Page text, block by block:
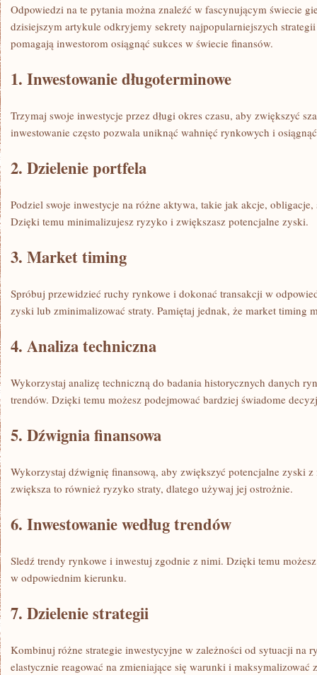
Odpowiedzi​ na te pytania można znaleźć w fascynującym świecie⁣
dzisiejszym artykule odkryjemy sekrety najpopularniejszych
pomagają inwestorom⁤ osiągnąć sukces w świecie finansów.
1. Inwestowanie długoterminowe
Trzymaj swoje inwestycje przez długi okres czasu, ​aby zwiększyć
inwestowanie często pozwala uniknąć wahnięć rynkowych i
2. Dzielenie portfela
Podziel‍ swoje inwestycje na różne aktywa, takie jak akcje,
Dzięki temu minimalizujesz ryzyko i zwiększasz potencjalne zyski.
3. Market timing
Spróbuj przewidzieć ruchy rynkowe i ‍dokonać transakcji w
⁢zyski lub zminimalizować straty. Pamiętaj jednak, że ⁣market timing
4. Analiza techniczna
Wykorzystaj⁣ analizę techniczną do badania historycznych danych
trendów. ⁢Dzięki temu ⁣możesz podejmować bardziej świadome
5. Dźwignia finansowa
Wykorzystaj dźwignię finansową, aby zwiększyć potencjalne zyski
zwiększa to również ryzyko straty, dlatego używaj jej ​ostrożnie.
6.‍ Inwestowanie według​ trendów
Sledź trendy rynkowe i inwestuj zgodnie z nimi. Dzięki temu
w odpowiednim kierunku.
7.‌ Dzielenie strategii
Kombinuj ‌różne strategie inwestycyjne w zależności od sytuacji na
elastycznie reagować na zmieniające się warunki i maksymalizować